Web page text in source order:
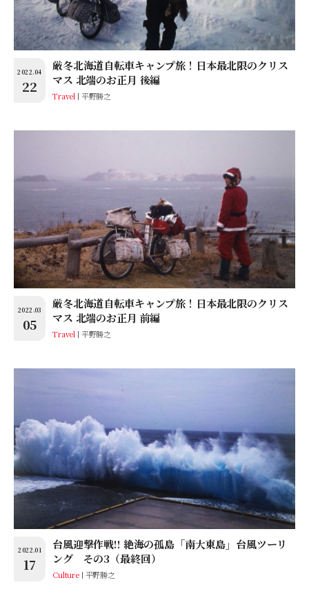
2022.04
22
厳冬北海道自転車キャンプ旅！日本最北限のクリス
マス 北端のお正月 後編
Travel 平野勝之
2022.03
05
厳冬北海道自転車キャンプ旅！日本最北限のクリス
マス 北端のお正月 前編
Travel 平野勝之
2022.01
17
台風迎撃作戦!! 絶海の孤島「南大東島」台風ツーリ
ング その3（最終回）
Culture 平野勝之